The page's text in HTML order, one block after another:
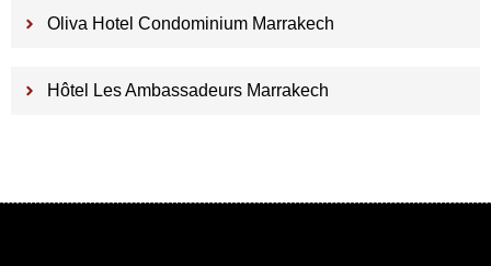
Oliva Hotel Condominium Marrakech
Hôtel Les Ambassadeurs Marrakech